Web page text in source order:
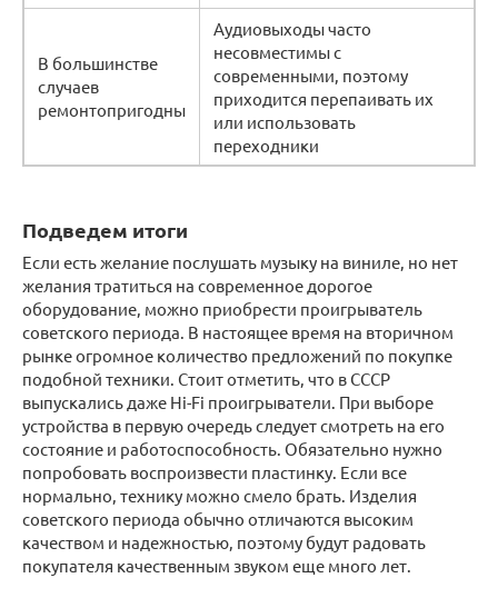
В большинстве
случаев
ремонтопригодны
Аудиовыходы часто
несовместимы с
современными, поэтому
приходится перепаивать их
или использовать
переходники
Подведем итоги
Если есть желание послушать музыку на виниле, но нет
желания тратиться на современное дорогое
оборудование, можно приобрести проигрыватель
советского периода. В настоящее время на вторичном
рынке огромное количество предложений по покупке
подобной техники. Стоит отметить, что в СССР
выпускались даже Hi-Fi проигрыватели. При выборе
устройства в первую очередь следует смотреть на его
состояние и работоспособность. Обязательно нужно
попробовать воспроизвести пластинку. Если все
нормально, технику можно смело брать. Изделия
советского периода обычно отличаются высоким
качеством и надежностью, поэтому будут радовать
покупателя качественным звуком еще много лет.